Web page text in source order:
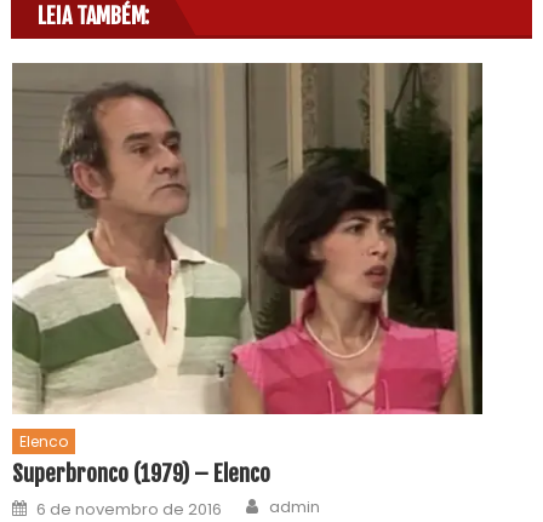
LEIA TAMBÉM:
Elenco
Superbronco (1979) – Elenco
6 de novembro de 2016 admin